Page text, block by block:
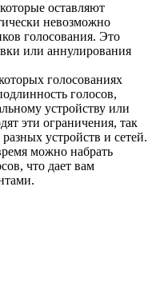
оставляют
невозможно
голосования. Это
или аннулирования
голосованиях
голосов,
устройству или
эти ограничения, так
устройств и сетей.
можно набрать
что дает вам